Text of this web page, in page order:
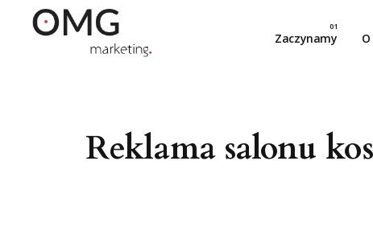
Zaczynamy
Reklama salonu